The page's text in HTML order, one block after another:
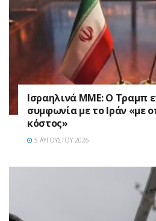
Ισραηλινά ΜΜΕ: Ο Τραμπ
συμφωνία με το Ιράν «με
κόστος»
5 ΑΥΓΟΎΣΤΟΥ 2026